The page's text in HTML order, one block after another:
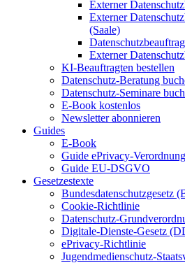
Externer
Externer
(Saale)
Externer
KI-Beauftragten bestellen
Datenschutz-Beratung
Datenschutz-Seminare
E-Book kostenlos
Newsletter abonnieren
Guides
E-Book
Guide ePrivacy-Verordnung
Guide EU-DSGVO
Gesetzestexte
Bundesdatenschutzgesetz
Cookie-Richtlinie
Datenschutz-
Digitale-Dienste-Gesetz
ePrivacy-Richtlinie
Jugendmedienschutz-